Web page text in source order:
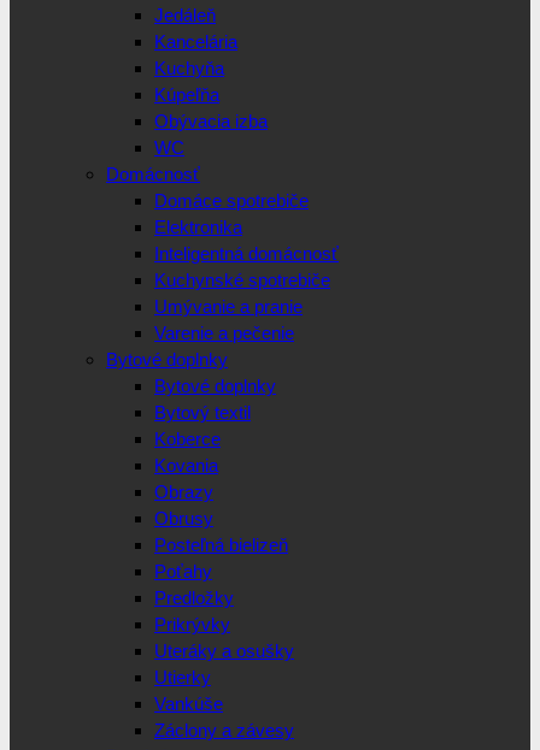
Jedáleň
Kancelária
Kuchyňa
Kúpeľňa
Obývacia izba
WC
Domácnosť
Domáce spotrebiče
Elektronika
Inteligentná domácnosť
Kuchynské spotrebiče
Umývanie a pranie
Varenie a pečenie
Bytové doplnky
Bytové doplnky
Bytový textil
Koberce
Kovania
Obrazy
Obrusy
Posteľná bielizeň
Poťahy
Predložky
Prikrývky
Uteráky a osušky
Utierky
Vankúše
Záclony a závesy